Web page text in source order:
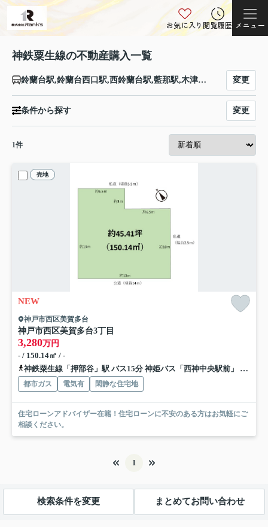
お気に入り閲覧履歴 メニュー
神鉄粟生線の不動産購入一覧
鈴蘭台駅,鈴蘭台西口駅,西鈴蘭台駅,藍那駅,木津駅,木幡駅,栄駅,押部谷駅,緑が丘駅,広野ゴルフ場前駅,志染駅,恵比須駅,三木上の丸駅,三木駅,大村駅,樫山駅,市場駅,小野駅,葉多駅,粟生駅 変更
条件から探す 変更
1件
売地
NEW
神戸市西区美賀多台
神戸市西区美賀多台3丁目
3,280万円
- / 150.14㎡ / -
神鉄粟生線「押部谷」駅 バス15分 神姫バス「西神中央駅前」 停歩17分
都市ガス 電気有 閑静な住宅地
住宅ローンアドバイザー在籍！住宅ローンに不安のある方はお気軽にご
相談ください。
1
検索条件を変更 まとめてお問い合わせ